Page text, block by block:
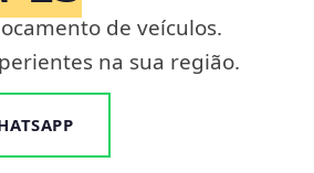
de veículos.
na sua região.